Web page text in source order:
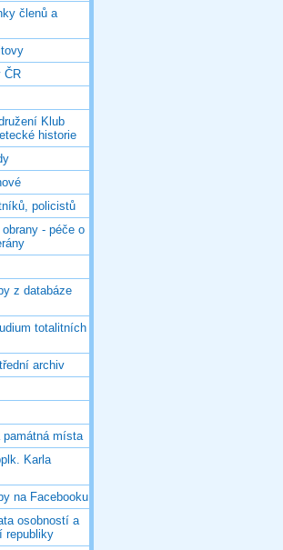
členů a
ČR
Klub
historie
policistů
- péče o
z databáze
totalitních
archiv
památná místa
Karla
na Facebooku
osobností a
republiky